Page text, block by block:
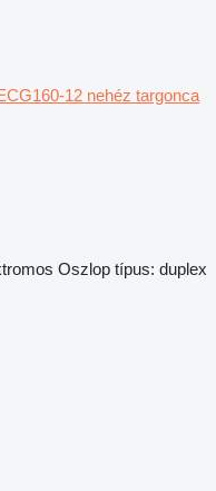
12 nehéz targonca
Oszlop típus: duplex